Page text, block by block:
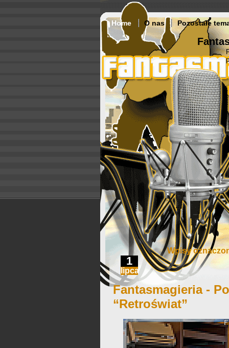
Home O nas Pozostałe
Wpisy
1
lipca
Fantasmagieria -
“Retroświat”